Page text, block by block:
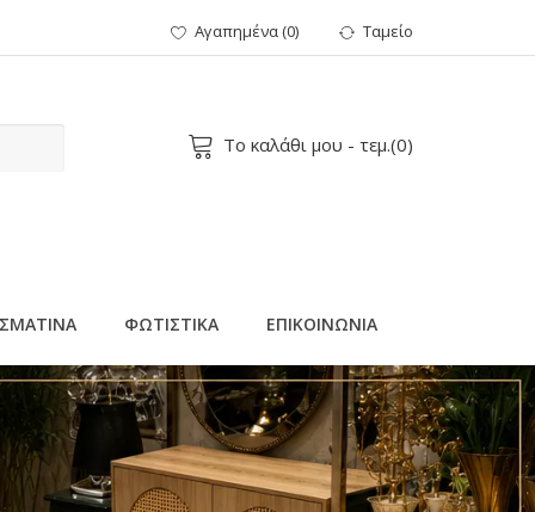
Αγαπημένα(0) Ταμείο
Το καλάθι μου - τεμ.(0)
ΦΩΤΙΣΤΙΚΑ ΕΠΙΚΟΙΝΩΝΙΑ